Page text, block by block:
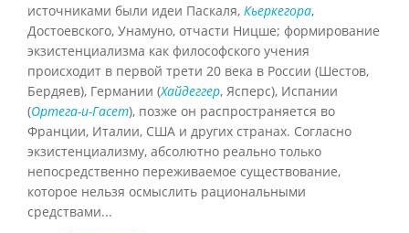
источниками были идеи Паскаля, Кьеркегора,
Достоевского, Унамуно, отчасти Ницше; формирование
экзистенциализма как философского учения
происходит в первой трети 20 века в России (Шестов,
Бердяев), Германии (Хайдеггер, Ясперс), Испании
(Ортега-и-Гасет), позже он распространяется во
Франции, Италии, США и других странах. Согласно
экзистенциализму, абсолютно реально только
непосредственно переживаемое существование,
которое нельзя осмыслить рациональными
средствами...